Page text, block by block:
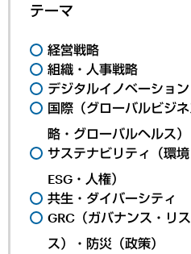
テーマ
経営戦略
組織・人事戦略
デジタルイノベーション
国際（グローバルビジ
略・グローバルヘルス）
サステナビリティ（環
ESG・人権）
共生・ダイバーシティ
GRC（ガバナンス・リ
ス）・防災（政策）